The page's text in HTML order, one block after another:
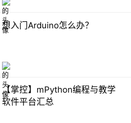
想入门Arduino怎么办？
【掌控】mPython编程与教学
软件平台汇总